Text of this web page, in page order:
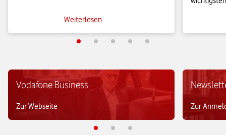
Weiterlesen
achten
Vodafone Business
Zur Webseite Zur